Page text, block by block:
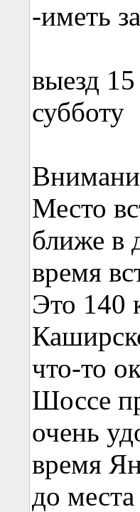
-иметь
выезд
субботу
Место
ближе в
время
Это
что-то
Шоссе
очень
время
до